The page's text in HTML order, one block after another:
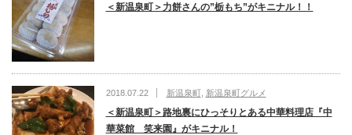
＜新温泉町＞力餅さんの”栃もち”がキニナル！！
2018.07.22 新温泉町, 新温泉町グルメ
＜新温泉町＞路地裏にひっそりとある中華料理店『中
華菜館 笑来園』がキニナル！